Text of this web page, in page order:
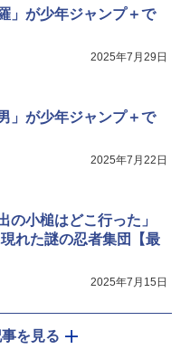
」が少年ジャンプ＋で
2025年7月29日
」が少年ジャンプ＋で
2025年7月22日
の小槌はどこ行った」
れた謎の忍者集団【最
2025年7月15日
を見る